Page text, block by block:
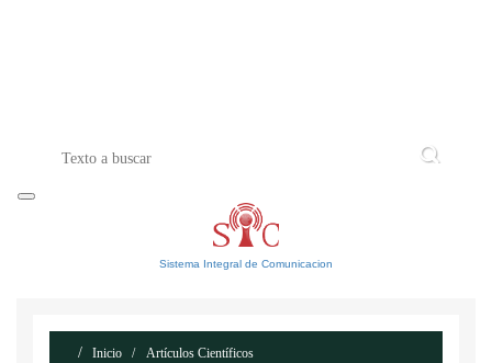
Sistema Integral de Comunicacion
Inicio Artículos Científicos